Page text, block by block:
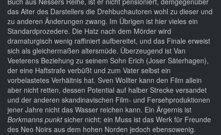
das Alter des Darstellers die Drehbuchautoren wohl zu dieser und
zu anderen Änderungen zwang. Im Übrigen ist hier vieles ein
Standardprozedere. Die Hatz nach dem Mörder wird
dramaturgisch wenig raffiniert aufbereitet, und das Finale erweist
sich als gleichermaßen altersmüde. Überzeugend ist Van
Veeterens Beziehung zu seinem Sohn Erich (Joser Säterhagen),
der eine Haftstrafe verbüßt und zum Vater selbst ein
vorbelastetes Verhältnis hat. Sven Wollter kann den Film allein
aber nicht retten, dessen Potential auf halber Strecke versandet
und der anderen skandinavischen Film- und Fersehproduktionen
jener Jahre nicht das Wasser reichen kann. Ein Ärgernis ist
Borkmanns punktsicher nicht; ein Muss ist das Werk für Freunde
des Neo Noirs aus dem hohen Norden jedoch ebensowenig.